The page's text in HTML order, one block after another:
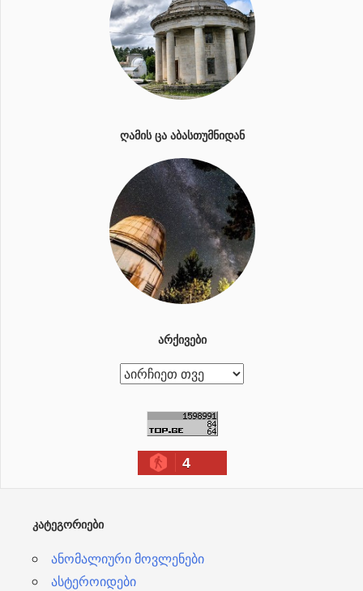
ᲦᲐᲛᲘᲡ ᲪᲐ ᲐᲑᲐᲡᲗᲣᲛᲜᲘᲓᲐᲜ
ᲐᲠᲥᲘᲕᲔᲑᲘ
ა
4
ᲙᲐᲢᲔᲒᲝᲠᲘᲔᲑᲘ
ანომალიური მოვლენები
ასტეროიდები